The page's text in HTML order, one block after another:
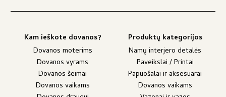
Kam ieškote dovanos?
Dovanos moterims
Dovanos vyrams
Dovanos šeimai
Dovanos vaikams
Produktų kategorijos
Namų interjero detalės
Paveikslai / Printai
Papuošalai ir aksesuarai
Dovanos vaikams